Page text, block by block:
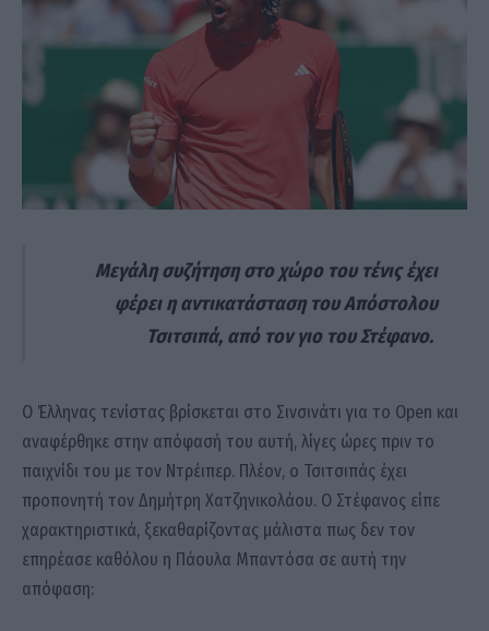
Μεγάλη συζήτηση στο χώρο του τένις έχει
φέρει η αντικατάσταση του Απόστολου
Τσιτσιπά, από τον γιο του Στέφανο.
Ο Έλληνας τενίστας βρίσκεται στο Σινσινάτι για το Open και
αναφέρθηκε στην απόφασή του αυτή, λίγες ώρες πριν το
παιχνίδι του με τον Ντρέιπερ. Πλέον, ο Τσιτσιπάς έχει
προπονητή τον Δημήτρη Χατζηνικολάου. Ο Στέφανος είπε
χαρακτηριστικά, ξεκαθαρίζοντας μάλιστα πως δεν τον
επηρέασε καθόλου η Πάουλα Μπαντόσα σε αυτή την
απόφαση: